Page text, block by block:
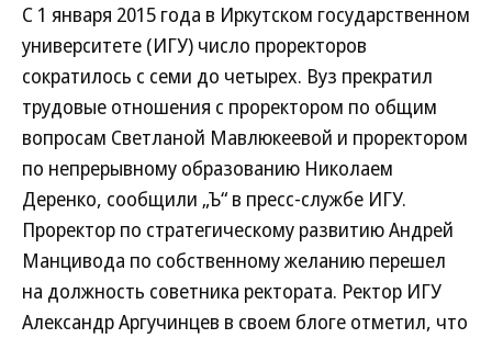
С 1 января 2015 года в Иркутском государственном
университете (ИГУ) число проректоров
сократилось с семи до четырех. Вуз прекратил
трудовые отношения с проректором по общим
вопросам Светланой Мавлюкеевой и проректором
по непрерывному образованию Николаем
Деренко, сообщили „Ъ“ в пресс-службе ИГУ.
Проректор по стратегическому развитию Андрей
Манцивода по собственному желанию перешел
на должность советника ректората. Ректор ИГУ
Александр Аргучинцев в своем блоге отметил, что